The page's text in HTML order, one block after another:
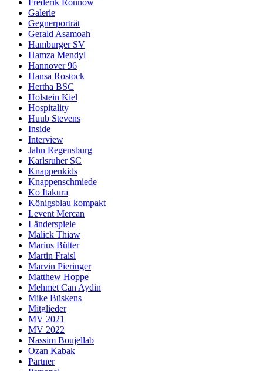
Galerie
Gegnerporträt
Gerald Asamoah
Hamburger SV
Hamza Mendyl
Hannover 96
Hansa Rostock
Hertha BSC
Holstein Kiel
Hospitality
Huub Stevens
Inside
Interview
Jahn Regensburg
Karlsruher SC
Knappenkids
Knappenschmiede
Ko Itakura
Königsblau kompakt
Levent Mercan
Länderspiele
Malick Thiaw
Marius Bülter
Martin Fraisl
Marvin Pieringer
Matthew Hoppe
Mehmet Can Aydin
Mike Büskens
Mitglieder
MV 2021
MV 2022
Nassim Boujellab
Ozan Kabak
Partner